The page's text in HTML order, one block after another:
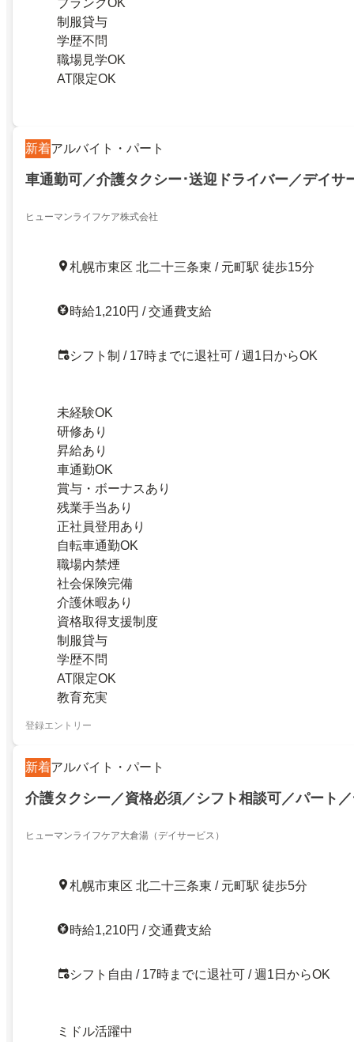
制服貸与
学歴不問
職場見学OK
AT限定OK
新着アルバイト・パート
車通勤可／介護タクシー･送迎ドライバー／デイサ
ヒューマンライフケア株式会社
札幌市東区 北二十三条東 / 元町駅 徒歩15分
時給1,210円 / 交通費支給
シフト制 / 17時までに退社可 / 週1日からOK
未経験OK
研修あり
昇給あり
車通勤OK
賞与・ボーナスあり
残業手当あり
正社員登用あり
自転車通勤OK
職場内禁煙
社会保険完備
介護休暇あり
資格取得支援制度
制服貸与
学歴不問
AT限定OK
教育充実
登録エントリー
新着アルバイト・パート
介護タクシー／資格必須／シフト相談可／パート
ヒューマンライフケア大倉湯（デイサービス）
札幌市東区 北二十三条東 / 元町駅 徒歩5分
時給1,210円 / 交通費支給
シフト自由 / 17時までに退社可 / 週1日からOK
ミドル活躍中